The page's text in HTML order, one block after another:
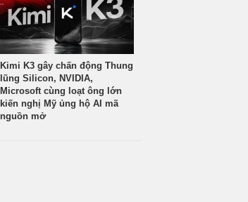
Kimi K3 gây chấn động Thung
lũng Silicon, NVIDIA,
Microsoft cùng loạt ông lớn
kiến nghị Mỹ ủng hộ AI mã
nguồn mở